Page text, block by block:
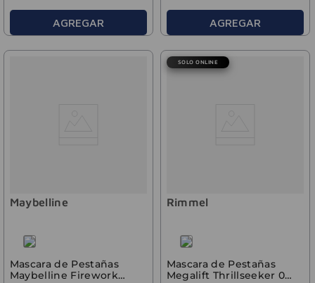
AGREGAR AGREGAR
Maybelline
Mascara de Pestañas
Maybelline Firework
SOLO ONLINE
Rimmel
Mascara de Pestañas
Megalift Thrillseeker 001